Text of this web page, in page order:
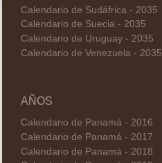
Calendario de Sudáfrica - 2035
Calendario de Suecia - 2035
Calendario de Uruguay - 2035
Calendario de Venezuela - 2035
AÑOS
Calendario de Panamá - 2016
Calendario de Panamá - 2017
Calendario de Panamá - 2018